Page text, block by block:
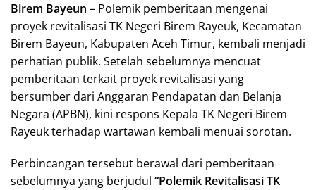
Birem Bayeun – Polemik pemberitaan mengenai
proyek revitalisasi TK Negeri Birem Rayeuk, Kecamatan
Birem Bayeun, Kabupaten Aceh Timur, kembali menjadi
perhatian publik. Setelah sebelumnya mencuat
pemberitaan terkait proyek revitalisasi yang
bersumber dari Anggaran Pendapatan dan Belanja
Negara (APBN), kini respons Kepala TK Negeri Birem
Rayeuk terhadap wartawan kembali menuai sorotan.
Perbincangan tersebut berawal dari pemberitaan
sebelumnya yang berjudul “Polemik Revitalisasi TK